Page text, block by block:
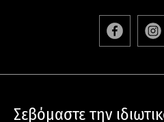
Σεβόμαστε τηνΟΡΟΙ &